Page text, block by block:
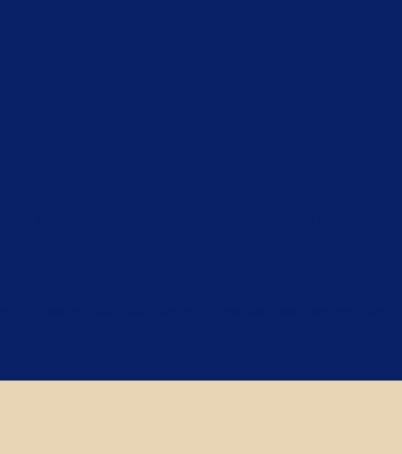
i støvet grøn, varm orange, mørkeblå, støvet blå og koral røde
på telefon 46361666 eller mail farvehusetroskilde@gmail.com,